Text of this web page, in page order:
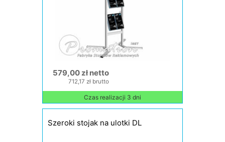
579,00 zł netto
712,17 zł brutto
Czas realizacji 3 dni
Szeroki stojak na ulotki DL